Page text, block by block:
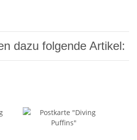
dazu folgende Artikel: